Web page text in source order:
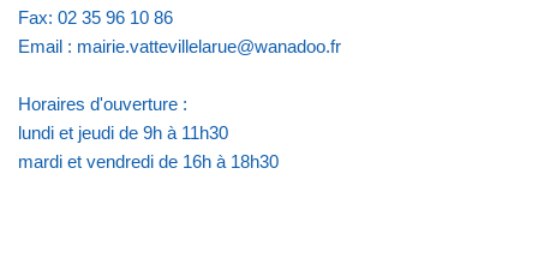
Fax: 02 35 96 10 86
Email : mairie.vattevillelarue@wanadoo.fr
Horaires d'ouverture :
lundi et jeudi de 9h à 11h30
mardi et vendredi de 16h à 18h30